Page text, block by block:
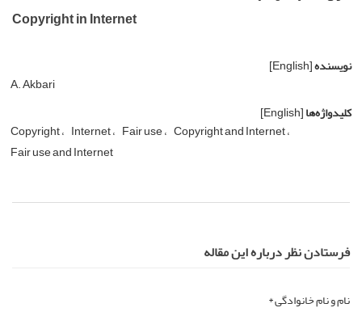
Copyright in Internet
نویسنده[English]
A. Akbari
کلیدواژه‌ها[English]
Copyright Internet Fair use Copyright and Internet
Fair use and Internet
فرستادن نظر درباره این مقاله
نام و نام خانوادگی *